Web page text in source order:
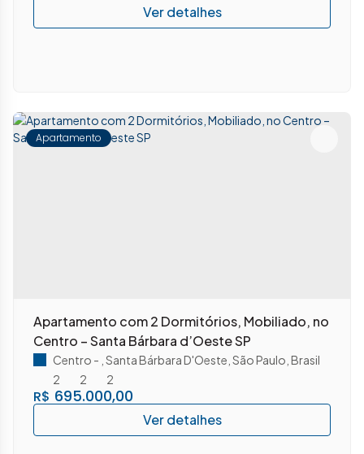
Apartamento
Apartamento com 2 Dormitórios, Mobiliado, no
Centro – Santa Bárbara d’Oeste SP
R$ 695.000,00
Centro Santa Bárbara D'Oeste São Paulo Brasil
2
2 2